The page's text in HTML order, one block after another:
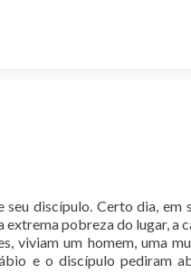
discípulo. Certo dia, em
pobreza do lugar, a
viviam um homem, uma
e o discípulo pediram